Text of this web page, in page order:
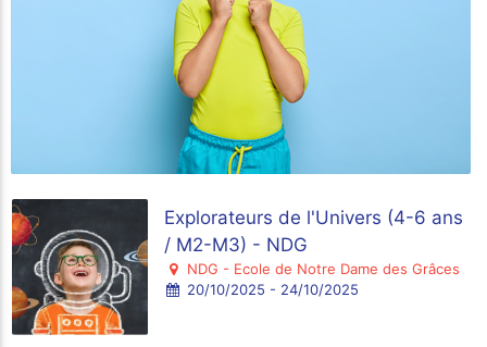
Explorateurs de l'Univers (4-6 ans
/ M2-M3) - NDG
NDG - Ecole de Notre Dame des Grâces
20/10/2025 - 24/10/2025